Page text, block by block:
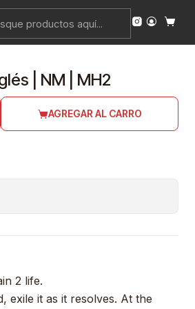
| NM | MH2
AGREGAR AL CARRO
2 life.
exile it as it resolves. At the